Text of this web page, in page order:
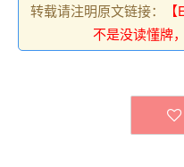
转载请注明原文链接：
不是没读懂牌